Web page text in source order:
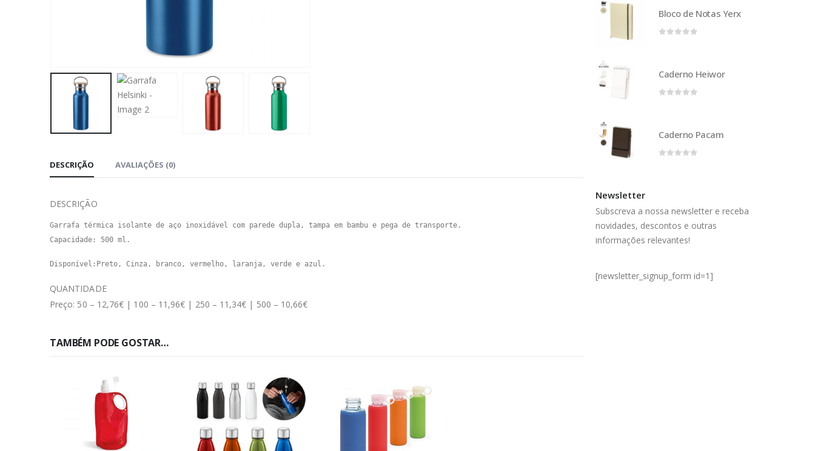
DESCRIÇÃO AVALIAÇÕES (0)
DESCRIÇÃO
Garrafa térmica isolante de aço inoxidável com parede dupla, tampa em bambu e pega de transporte.
Capacidade: 500 ml.
Disponível:Preto, Cinza, branco, vermelho, laranja, verde e azul.
QUANTIDADE
Preço: 50 – 12,76€ | 100 – 11,96€ | 250 – 11,34€ | 500 – 10,66€
TAMBÉM PODE GOSTAR…
Bloco de Notas Yerx
Caderno Heiwor
Caderno Pacam
Newsletter
Subscreva a nossa newsletter e receba
novidades, descontos e outras
informações relevantes!
[newsletter_signup_form id=1]